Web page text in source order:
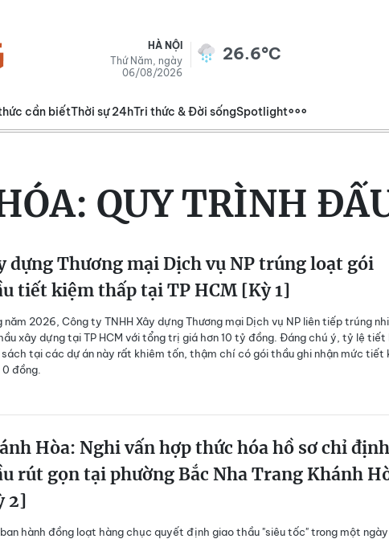
HÀ NỘI
Thứ Năm, ngày
06/08/2026
26.6°C
cần biếtThời sự 24hTri thức & Đời sốngSpotlight
QUY TRÌNH
dựng Thương mại Dịch vụ NP trúng loạt gói
tiết kiệm thấp tại TP HCM [Kỳ 1]
năm 2026, Công ty TNHH Xây dựng Thương mại Dịch vụ NP liên tiếp trúng
xây dựng tại TP HCM với tổng trị giá hơn 10 tỷ đồng. Đáng chú ý, tỷ lệ tiết
sách tại các dự án này rất khiêm tốn, thậm chí có gói thầu ghi nhận mức tiết
đồng.
Hòa: Nghi vấn hợp thức hóa hồ sơ chỉ định
rút gọn tại phường Bắc Nha Trang Khánh
2]
hành đồng loạt hàng chục quyết định giao thầu "siêu tốc" trong một